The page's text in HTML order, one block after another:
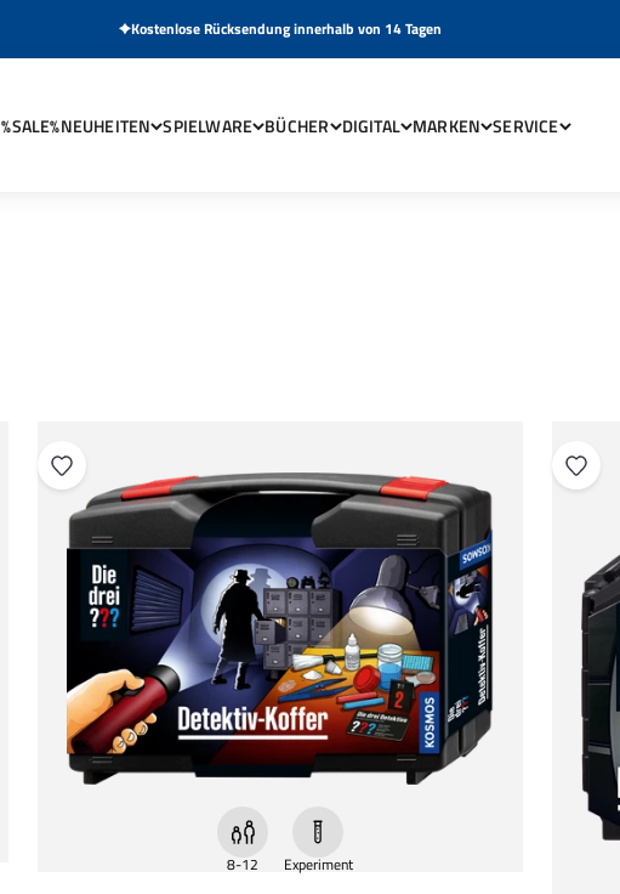
Kostenlose Rücksendung innerhalb von 14 Tagen
%SALE%NEUHEITEN SPIELWARE BÜCHER DIGITAL MARKEN SERVICE
8-12 Experiment